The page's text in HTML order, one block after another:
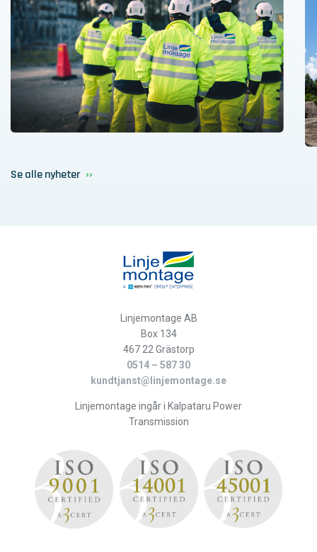
Se alle nyheter
Linjemontage AB
Box 134
467 22 Grästorp
0514 – 587 30
kundtjanst@linjemontage.se
Linjemontage ingår i Kalpataru Power
Transmission